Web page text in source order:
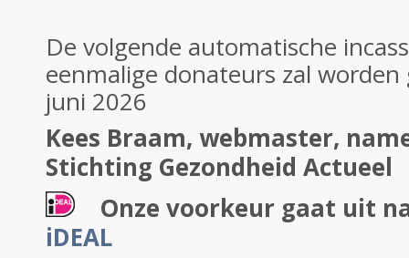
De volgende automatische
eenmalige donateurs zal
juni 2026
Kees Braam, webmaster,
Stichting Gezondheid Actueel
Onze voorkeur gaat uit
iDEAL